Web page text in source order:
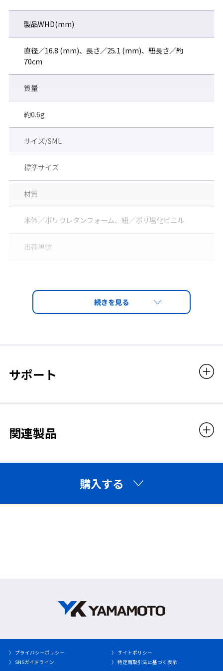
製品WHD(mm)
直径／16.8 (mm)、長さ／25.1 (mm)、紐長さ／約
70cm
質量
約0.6g
サイズ/SML
標準サイズ
材質
本体／ポリウレタンフォーム、紐／ポリ塩化ビニル
出荷単位
サポート
関連製品
購入する
〉 プライバシーポリシー
〉 サイトポリシー
〉 SNSガイドライン
〉 特定商取引法に基づく表示